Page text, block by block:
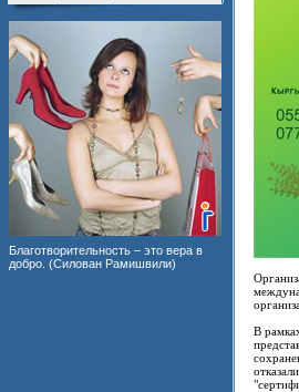
Благотворительность – это вера в
добро. (Силован Рамишвили)
В